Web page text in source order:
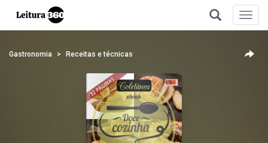
+
Gastronomia Receitas e técnicas